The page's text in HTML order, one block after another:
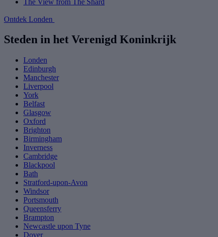
Ontdek Londen
Steden in het Verenigd Koninkrijk
Londen
Edinburgh
Manchester
Liverpool
York
Belfast
Glasgow
Oxford
Brighton
Birmingham
Inverness
Cambridge
Blackpool
Bath
Stratford-upon-Avon
Windsor
Portsmouth
Queensferry
Brampton
Newcastle upon Tyne
Dover